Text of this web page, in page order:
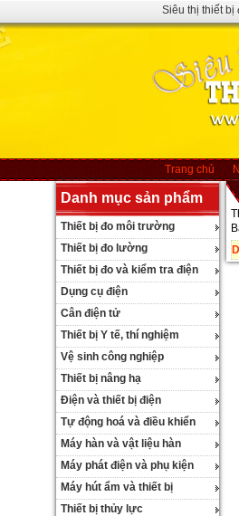
Siêu thị thiết bị
Trang chủ
Danh mục sản phẩm
Thiết bị đo môi trường
Thiết bị đo lường
Thiết bị đo và kiểm tra điện
Dụng cụ điện
Cân điện tử
Thiết bị Y tế, thí nghiệm
Vệ sinh công nghiệp
Thiết bị nâng hạ
Điện và thiết bị điện
Tự động hoá và điều khiển
Máy hàn và vật liệu hàn
Máy phát điện và phụ kiện
Máy hút ẩm và thiết bị
Thiết bị thủy lực